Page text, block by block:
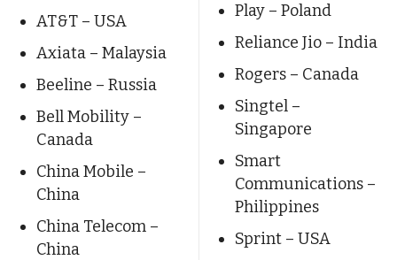
AT&T – USA
Axiata – Malaysia
Beeline – Russia
Bell Mobility –
Canada
China Mobile –
China
China Telecom –
China
Play – Poland
Reliance Jio – India
Rogers – Canada
Singtel –
Singapore
Smart
Communications –
Philippines
Sprint – USA